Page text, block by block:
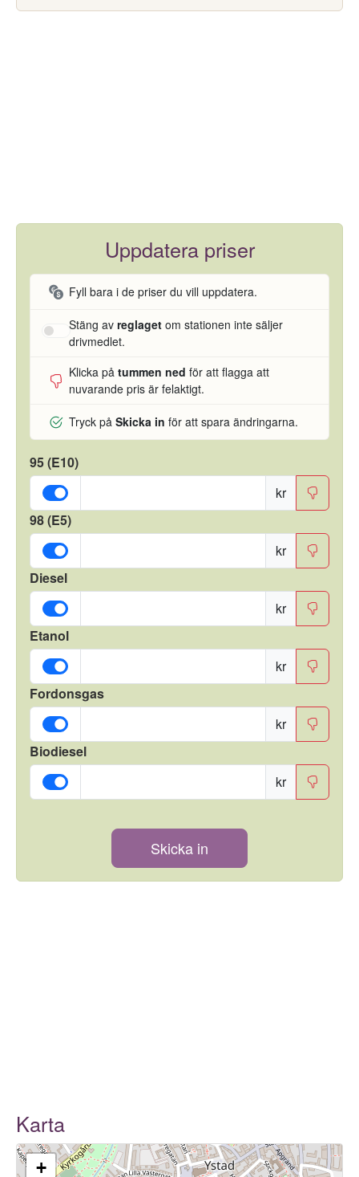
Uppdatera priser
Fyll bara i de priser du vill uppdatera.
Stäng av reglaget om stationen inte säljer
drivmedlet.
Klicka på tummen ned för att flagga att
nuvarande pris är felaktigt.
Tryck på Skicka in för att spara ändringarna.
95 (E10)
kr
98 (E5)
kr
Diesel
kr
Etanol
kr
Fordonsgas
kr
Biodiesel
kr
Skicka in
Karta
+